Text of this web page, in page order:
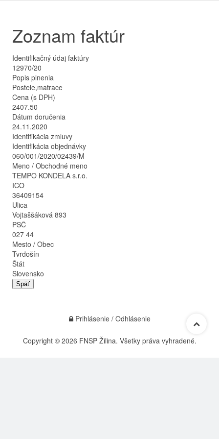
Zoznam faktúr
Identifikačný údaj faktúry
12970/20
Popis plnenia
Postele,matrace
Cena (s DPH)
2407.50
Dátum doručenia
24.11.2020
Identifikácia zmluvy
Identifikácia objednávky
060/001/2020/02439/M
Meno / Obchodné meno
TEMPO KONDELA s.r.o.
IČO
36409154
Ulica
Vojtaššáková 893
PSČ
027 44
Mesto / Obec
Tvrdošín
Štát
Slovensko
Späť
Prihlásenie / Odhlásenie
Copyright © 2026 FNSP Žilina. Všetky práva vyhradené.